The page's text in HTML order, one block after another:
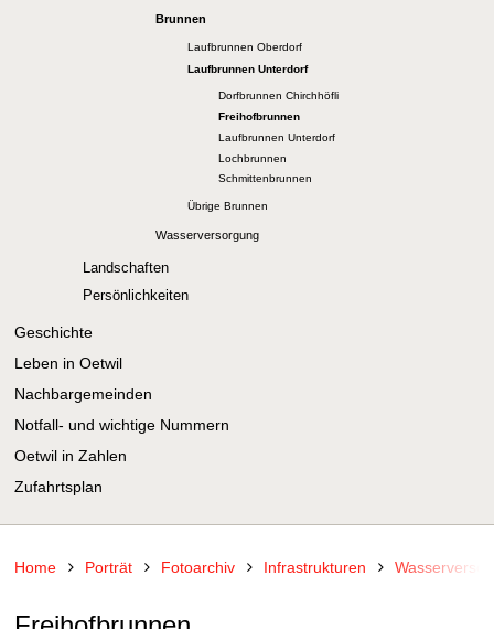
Brunnen
Laufbrunnen Oberdorf
Laufbrunnen Unterdorf
Dorfbrunnen Chirchhöfli
Freihofbrunnen
Laufbrunnen Unterdorf
Lochbrunnen
Schmittenbrunnen
Übrige Brunnen
Wasserversorgung
Landschaften
Persönlichkeiten
Geschichte
Leben in Oetwil
Nachbargemeinden
Notfall- und wichtige Nummern
Oetwil in Zahlen
Zufahrtsplan
Home Porträt Fotoarchiv Infrastrukturen